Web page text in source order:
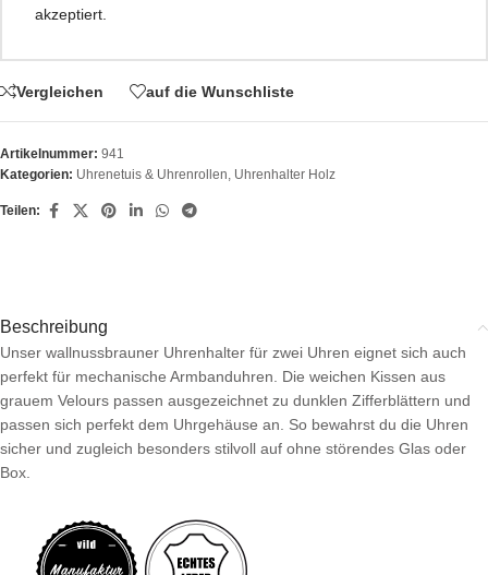
akzeptiert.
Vergleichen auf die Wunschliste
Artikelnummer: 941
Kategorien: Uhrenetuis & Uhrenrollen, Uhrenhalter Holz
Teilen:
Beschreibung
Unser wallnussbrauner Uhrenhalter für zwei Uhren eignet sich auch
perfekt für mechanische Armbanduhren. Die weichen Kissen aus
grauem Velours passen ausgezeichnet zu dunklen Zifferblättern und
passen sich perfekt dem Uhrgehäuse an. So bewahrst du die Uhren
sicher und zugleich besonders stilvoll auf ohne störendes Glas oder
Box.